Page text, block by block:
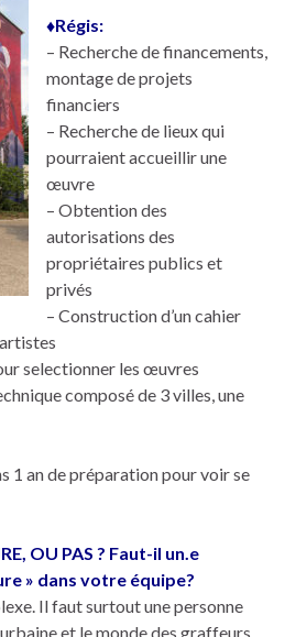
♦Régis:
– Recherche de financements,
montage de projets
financiers
– Recherche de lieux qui
pourraient accueillir une
œuvre
– Obtention des
autorisations des
propriétaires publics et
privés
– Construction d’un cahier
selectionner les œuvres
composé de 3 villes, une
an de préparation pour voir se
OU PAS ? Faut-il un.e
» dans votre équipe?
Il faut surtout une personne
et le monde des graffeurs